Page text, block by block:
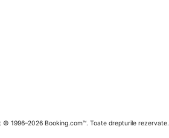
© 1996–2026 Booking.com™. Toate drepturile rezervate.